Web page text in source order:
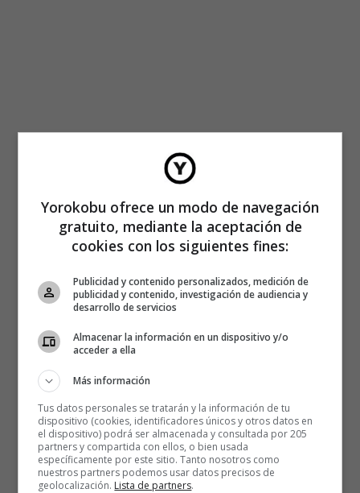
Yorokobu ofrece un modo de navegación
gratuito, mediante la aceptación de
cookies con los siguientes fines:
Publicidad y contenido personalizados, medición de
publicidad y contenido, investigación de audiencia y
desarrollo de servicios
Almacenar la información en un dispositivo y/o
acceder a ella
Más información
Tus datos personales se tratarán y la información de tu
dispositivo (cookies, identificadores únicos y otros datos en
el dispositivo) podrá ser almacenada y consultada por 205
partners y compartida con ellos, o bien usada
específicamente por este sitio. Tanto nosotros como
nuestros partners podemos usar datos precisos de
geolocalización. Lista de partners.